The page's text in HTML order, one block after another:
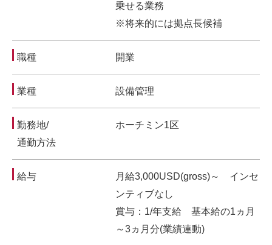
乗せる業務
※将来的には拠点長候補
職種 開業
業種 設備管理
勤務地/
通勤方法
ホーチミン1区
給与
月給3,000USD(gross)～ インセ
ンティブなし
賞与：1/年支給 基本給の1ヵ月
～3ヵ月分(業績連動)